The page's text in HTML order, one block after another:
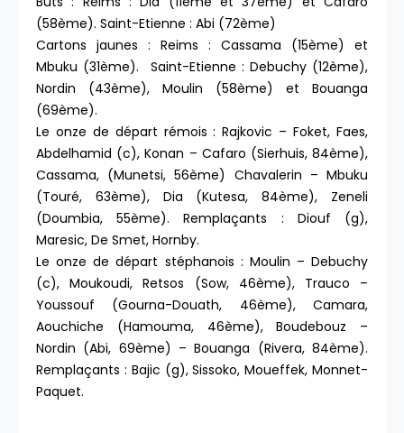
(58ème). Saint-Etienne : Abi (72ème)
Cartons jaunes : Reims : Cassama (15ème) et
Mbuku (31ème). Saint-Etienne : Debuchy (12ème),
Nordin (43ème), Moulin (58ème) et Bouanga
(69ème).
Le onze de départ rémois : Rajkovic – Foket, Faes,
Abdelhamid (c), Konan – Cafaro (Sierhuis, 84ème),
Cassama, (Munetsi, 56ème) Chavalerin – Mbuku
(Touré, 63ème), Dia (Kutesa, 84ème), Zeneli
(Doumbia, 55ème). Remplaçants : Diouf (g),
Maresic, De Smet, Hornby.
Le onze de départ stéphanois : Moulin – Debuchy
(c), Moukoudi, Retsos (Sow, 46ème), Trauco –
Youssouf (Gourna-Douath, 46ème), Camara,
Aouchiche (Hamouma, 46ème), Boudebouz –
Nordin (Abi, 69ème) – Bouanga (Rivera, 84ème).
Remplaçants : Bajic (g), Sissoko, Moueffek, Monnet-
Paquet.